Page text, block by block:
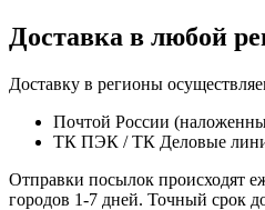
Доставка в любой
Доставку в регионы
Почтой России
ТК ПЭК / ТК Деловые
Отправки посылок происходят
городов 1-7 дней. Точный срок